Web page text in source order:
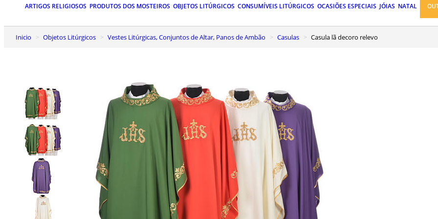
ARTIGOS RELIGIOSOS PRODUTOS DOS MOSTEIROS OBJETOS LITÚRGICOS CONSUMÍVEIS LITÚRGICOS OCASIÕES ESPECIAIS JÓIAS NATAL
Inicio Objetos Litúrgicos Vestes Litúrgicas, Conjuntos de Altar, Panos de Ambão Casulas Casula lã decoro relevo